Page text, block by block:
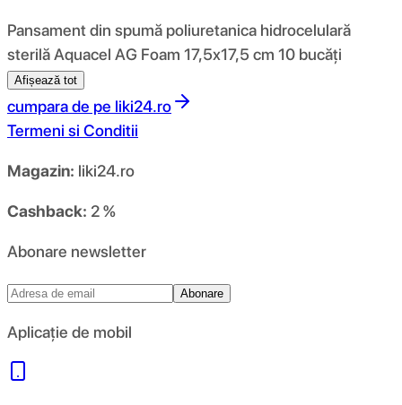
Pansament din spumă poliuretanica hidrocelulară
sterilă Aquacel AG Foam 17,5x17,5 cm 10 bucăți
Afișează tot
cumpara de pe liki24.ro
Termeni si Conditii
Magazin: liki24.ro
Cashback: 2 %
Abonare newsletter
Abonare
Aplicație de mobil